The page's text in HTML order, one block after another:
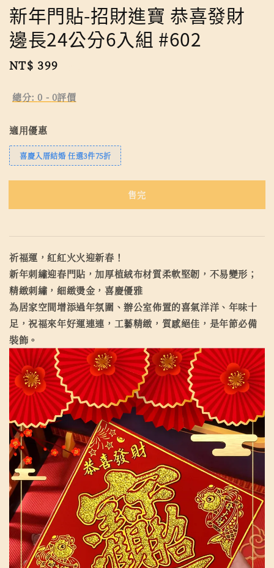
新年門貼-招財進寶 恭喜發財
邊長24公分6入組 #602
Regular
NT$ 399
總分:0 - 0評價
適用優惠
喜慶入厝結婚 任選3件75折
售完
祈福運，紅紅火火迎新春！
新年刺繡迎春門貼，加厚植絨布材質柔軟堅韌，不易變形；
精緻刺繡，細緻燙金，喜慶優雅
為居家空間增添過年氛圍、辦公室佈置的喜氣洋洋、年味十
足，祝福來年好運連連，工藝精緻，質感絕佳，是年節必備
裝飾。